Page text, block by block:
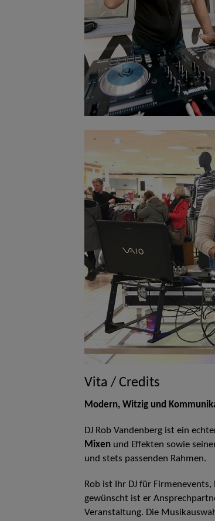
Vita / Credits
Modern, Witzig und
DJ Rob Vandenberg ist ein
Mixen und Effekten sowie
und stets passenden Rahmen.
Rob ist Ihr DJ für
gewünscht ist er
Veranstaltung. Die